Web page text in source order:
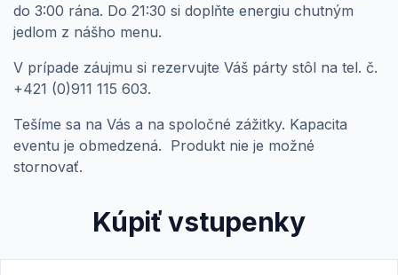
do 3:00 rána. Do 21:30 si doplňte energiu chutným
jedlom z nášho menu.
V prípade záujmu si rezervujte Váš párty stôl na tel. č.
+421 (0)911 115 603.
Tešíme sa na Vás a na spoločné zážitky. Kapacita
eventu je obmedzená. Produkt nie je možné
stornovať.
Kúpiť vstupenky